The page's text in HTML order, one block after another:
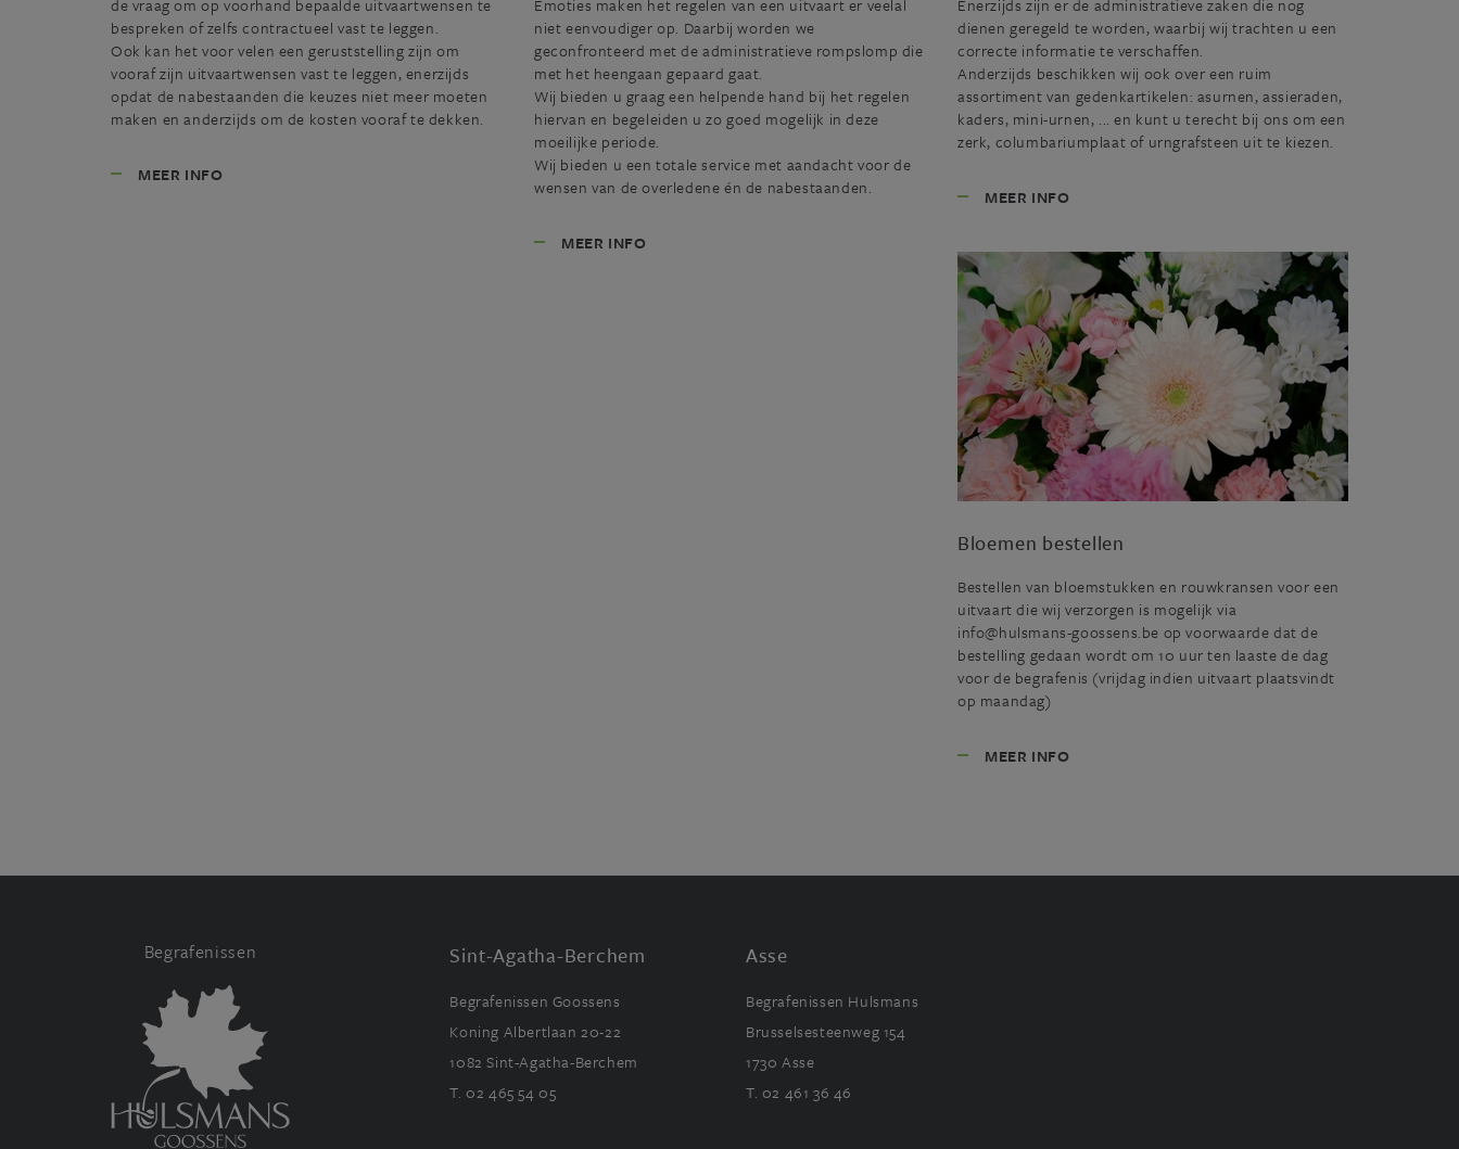
de vraag om op voorhand bepaalde uitvaartwensen te
bespreken of zelfs contractueel vast te leggen.
Ook kan het voor velen een geruststelling zijn om
vooraf zijn uitvaartwensen vast te leggen, enerzijds
opdat de nabestaanden die keuzes niet meer moeten
maken en anderzijds om de kosten vooraf te dekken.
MEER INFO
Emoties maken het regelen van een uitvaart er veelal
niet eenvoudiger op. Daarbij worden we
geconfronteerd met de administratieve rompslomp die
met het heengaan gepaard gaat.
Wij bieden u graag een helpende hand bij het regelen
hiervan en begeleiden u zo goed mogelijk in deze
moeilijke periode.
Wij bieden u een totale service met aandacht voor de
wensen van de overledene én de nabestaanden.
MEER INFO
Enerzijds zijn er de administratieve zaken die nog
dienen geregeld te worden, waarbij wij trachten u een
correcte informatie te verschaffen.
Anderzijds beschikken wij ook over een ruim
assortiment van gedenkartikelen: asurnen, assieraden,
kaders, mini-urnen, ... en kunt u terecht bij ons om een
zerk, columbariumplaat of urngrafsteen uit te kiezen.
MEER INFO
Bloemen bestellen
Bestellen van bloemstukken en rouwkransen voor een
uitvaart die wij verzorgen is mogelijk via
info@hulsmans-goossens.be op voorwaarde dat de
bestelling gedaan wordt om 10 uur ten laaste de dag
voor de begrafenis (vrijdag indien uitvaart plaatsvindt
op maandag)
MEER INFO
Begrafenissen Sint-Agatha-Berchem
Begrafenissen Goossens
Koning Albertlaan 20-22
1082 Sint-Agatha-Berchem
T. 02 465 54 05
Asse
Begrafenissen Hulsmans
Brusselsesteenweg 154
1730 Asse
T. 02 461 36 46